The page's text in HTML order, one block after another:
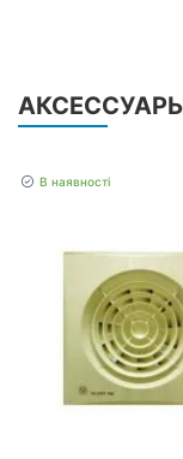
В наявності